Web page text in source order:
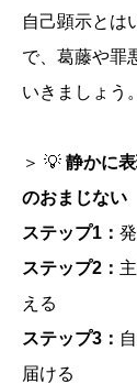
自己顕示とは
で、葛藤や罪
いきましょう。
＞ 💡 静かに
のおまじない
ステップ1：
ステップ2：
える
ステップ3：
届ける